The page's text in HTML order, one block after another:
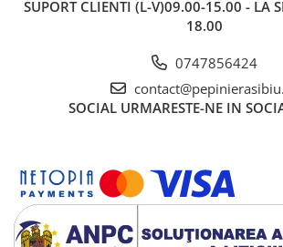
SUPORT CLIENTI (L-V)09.00-15.00 - LA
18.00
0747856424
SOCIAL URMARESTE-NE IN